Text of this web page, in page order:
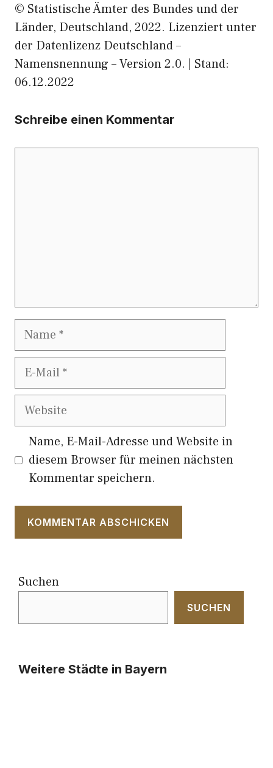
© Statistische Ämter des Bundes und der
Länder, Deutschland, 2022. Lizenziert unter
der Datenlizenz Deutschland –
Namensnennung – Version 2.0. | Stand:
06.12.2022
Schreibe einen Kommentar
Name
E-
Website
Name, E-Mail-Adresse und Website in
diesem Browser für meinen nächsten
Kommentar speichern.
Suchen
SUCHEN
Weitere Städte in Bayern